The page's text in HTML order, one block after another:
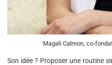
Magali Calmon, co-
Son idée ? Proposer une routine